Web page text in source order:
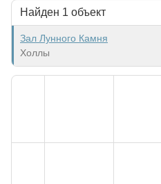
Найден 1 объект
Зал Лунного Камня
Холлы